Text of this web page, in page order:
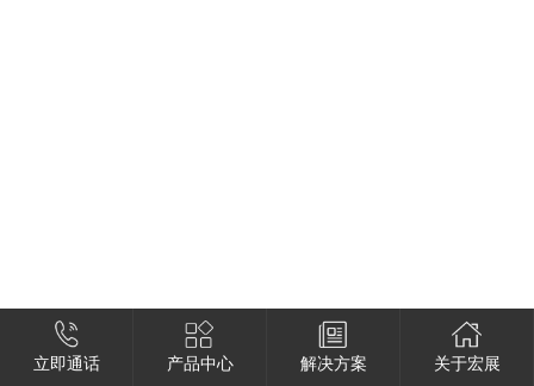
立即通话 产品中心 解决方案 关于宏展